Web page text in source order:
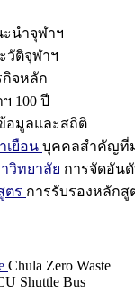
ะนำจุฬาฯ
วัติจุฬาฯ
กิจหลัก
100 ปี
อมูลและสถิติ
ยือน บุคคลสำคัญที่
วิทยาลัย การจัดอัน
ตร การรับรองหลักสู
Chula Zero Waste
Shuttle Bus